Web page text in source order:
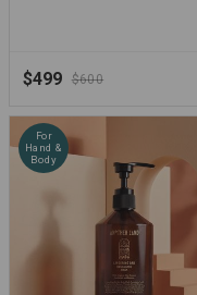
$499 $600
For
Hand &
Body